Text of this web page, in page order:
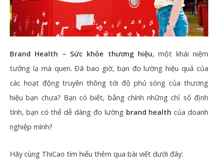
Brand Health – Sức khỏe thương hiệu, một khái niệm
tưởng lạ mà quen. Đã bao giờ, bạn đo lường hiệu quả của
các hoạt động truyền thông tới độ phủ sóng của thương
hiệu bạn chưa? Bạn có biết, bằng chính những chỉ số định
tính, bạn có thể dễ dàng đo lường brand health của doanh
nghiệp mình?
Hãy cùng ThiCao tìm hiểu thêm qua bài viết dưới đây: